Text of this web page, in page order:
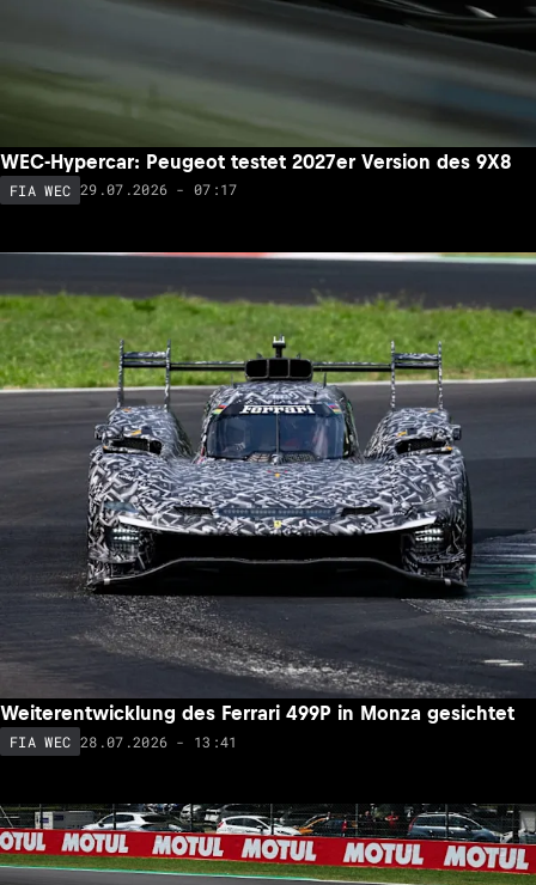
WEC-Hypercar: Peugeot testet 2027er Version des 9X8
FIA WEC 29.07.2026 - 07:17
Weiterentwicklung des Ferrari 499P in Monza gesichtet
FIA WEC 28.07.2026 - 13:41